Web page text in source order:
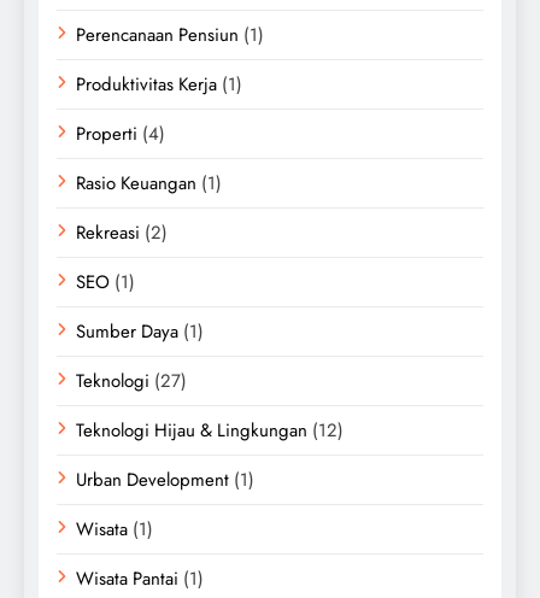
Perencanaan Pensiun (1)
Produktivitas Kerja (1)
Properti (4)
Rasio Keuangan (1)
Rekreasi (2)
SEO (1)
Sumber Daya (1)
Teknologi (27)
Teknologi Hijau & Lingkungan (12)
Urban Development (1)
Wisata (1)
Wisata Pantai (1)